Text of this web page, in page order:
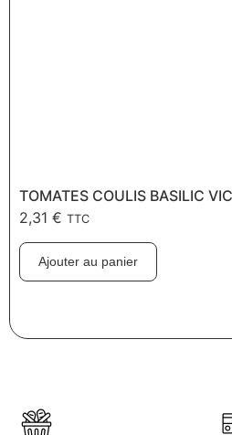
TOMATES COULIS BASILIC
2,31 € TTC
Ajouter au panier